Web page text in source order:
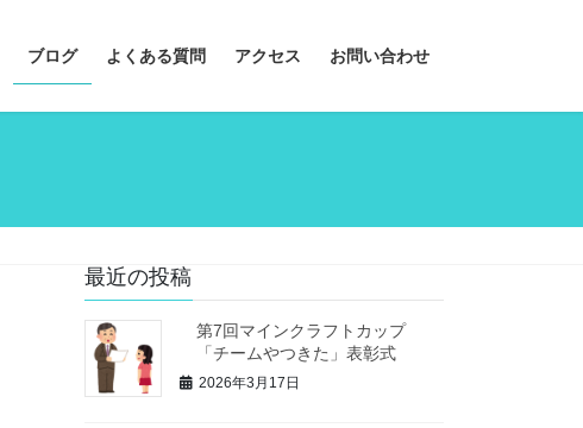
ブログ よくある質問 アクセス お問い合わせ
最近の投稿
第7回マインクラフトカップ
「チームやつきた」表彰式
2026年3月17日